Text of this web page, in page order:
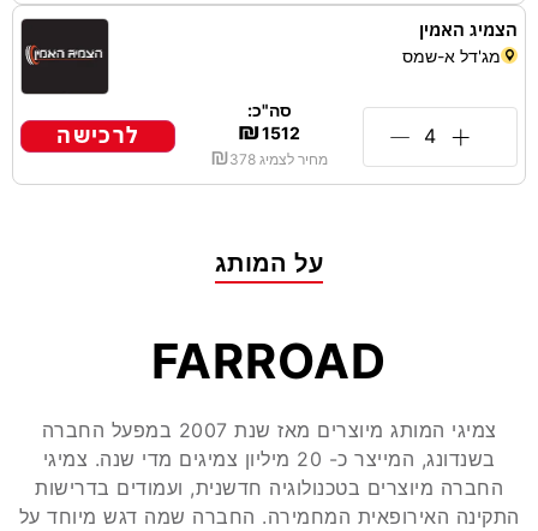
הצמיג האמין
מג'דל א-שמס
סה"כ:
₪1512
מחיר לצמיג ₪378
לרכישה
על המותג
FARROAD
צמיגי המותג מיוצרים מאז שנת 2007 במפעל החברה
בשנדונג, המייצר כ- 20 מיליון צמיגים מדי שנה. צמיגי
החברה מיוצרים בטכנולוגיה חדשנית, ועמודים בדרישות
התקינה האירופאית המחמירה. החברה שמה דגש מיוחד על